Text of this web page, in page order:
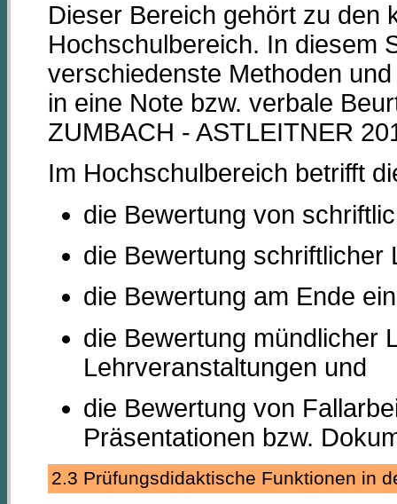
Dieser Bereich gehört zu den
Hochschulbereich. In diesem
verschiedenste Methoden
in eine Note bzw. verbale
ZUMBACH - ASTLEITNER
Im Hochschulbereich betrifft
die Bewertung von
die Bewertung schriftlicher
die Bewertung am Ende
die Bewertung mündlicher
Lehrveranstaltungen und
die Bewertung von
Präsentationen bzw.
2.3 Prüfungsdidaktische Funktionen in